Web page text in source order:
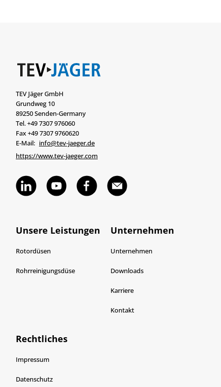
TEV Jäger GmbH
Grundweg 10
89250 Senden-Germany
Tel. +49 7307 976060
Fax +49 7307 9760620
E-Mail: info@tev-jaeger.de
https://www.tev-jaeger.com
Unsere Leistungen
Rotordüsen
Rohrreinigungsdüse
Unternehmen
Unternehmen
Downloads
Karriere
Kontakt
Rechtliches
Impressum
Datenschutz